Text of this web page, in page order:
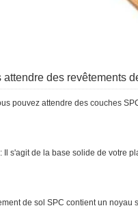
attendre des revêtements
pouvez attendre des couches
Il s'agit de la base solide de votre
de sol SPC contient un